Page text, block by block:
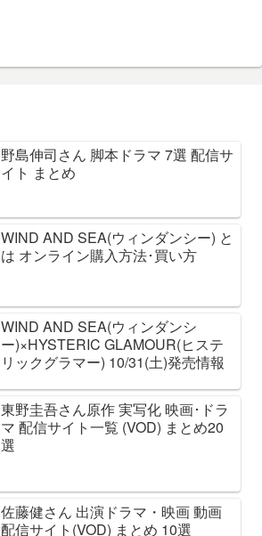
野島伸司さん 脚本ドラマ 7選 配信サ
イト まとめ
WIND AND SEA(ウィンダンシー) と
は オンライン購入方法･買い方
WIND AND SEA(ウィンダンシ
ー)×HYSTERIC GLAMOUR(ヒステ
リックグラマー) 10/31(土)発売情報
東野圭吾さん原作 実写化 映画･ドラ
マ 配信サイト一覧 (VOD) まとめ20
選
佐藤健さん 出演ドラマ・映画 動画
配信サイト(VOD) まとめ 10選